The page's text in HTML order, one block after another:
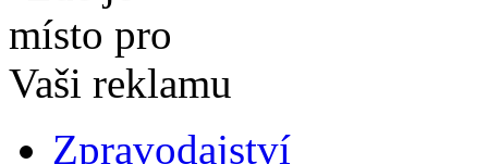
Zpravodajství